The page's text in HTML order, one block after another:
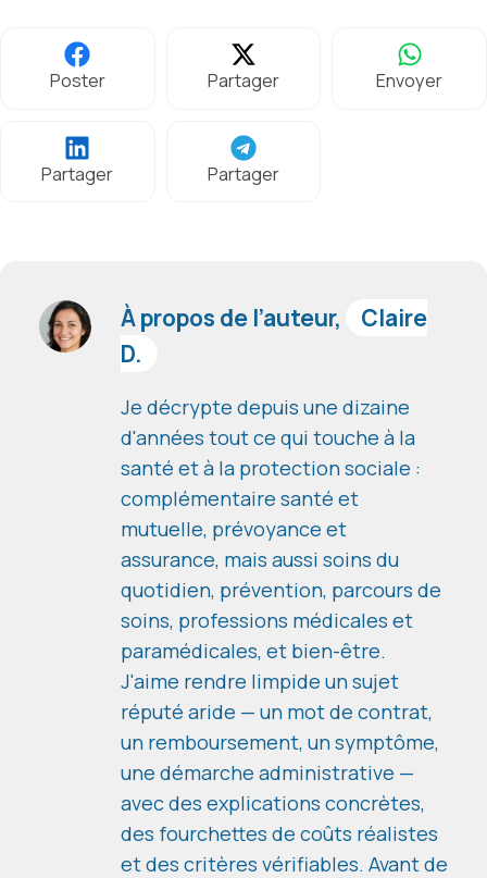
Poster Partager Envoyer
Partager Partager
À propos de l’auteur,
Claire
D.
Je décrypte depuis une dizaine
d'années tout ce qui touche à la
santé et à la protection sociale :
complémentaire santé et
mutuelle, prévoyance et
assurance, mais aussi soins du
quotidien, prévention, parcours de
soins, professions médicales et
paramédicales, et bien-être.
J'aime rendre limpide un sujet
réputé aride — un mot de contrat,
un remboursement, un symptôme,
une démarche administrative —
avec des explications concrètes,
des fourchettes de coûts réalistes
et des critères vérifiables. Avant de